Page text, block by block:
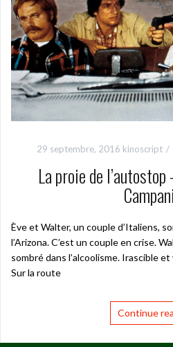
29 septembre, 2016 kinoscript
La proie de
Ève et Walter, un couple d’Italiens,
l’Arizona. C’est un couple en crise.
sombré dans l’alcoolisme. Irascible
Sur la route
Continue